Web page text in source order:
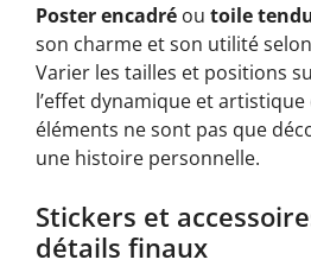
Poster encadré ou toile
son charme et son utilité
Varier les tailles et positions
l’effet dynamique et artistique
éléments ne sont pas que
une histoire personnelle.
Stickers et
détails finaux